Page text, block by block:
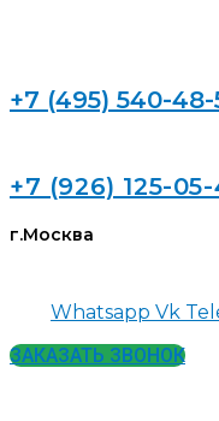
+7 (495) 540-48-
+7 (926) 125-
г.Москва
Whatsapp Vk
ЗАКАЗАТЬ ЗВОНОК